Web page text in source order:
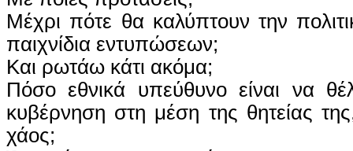
Μέχρι πότε θα καλύπτουν την
παιχνίδια εντυπώσεων;
Και ρωτάω κάτι ακόμα;
Πόσο εθνικά υπεύθυνο είναι να
κυβέρνηση στη μέση της θητείας
χάος;